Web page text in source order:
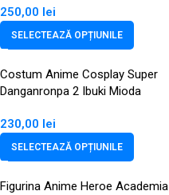
250,00 lei
SELECTEAZĂ OPȚIUNILE
Costum Anime Cosplay Super
Danganronpa 2 Ibuki Mioda
230,00 lei
SELECTEAZĂ OPȚIUNILE
Figurina Anime Heroe Academia